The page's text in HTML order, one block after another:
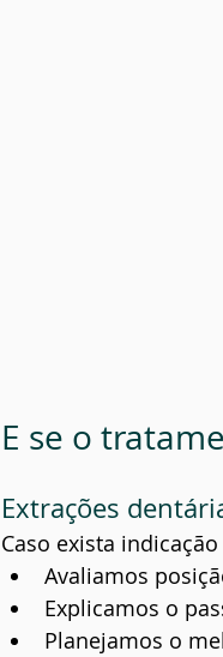
E se o
Extrações
Caso exista
Avaliamos
Explicamos o
Planejamos o